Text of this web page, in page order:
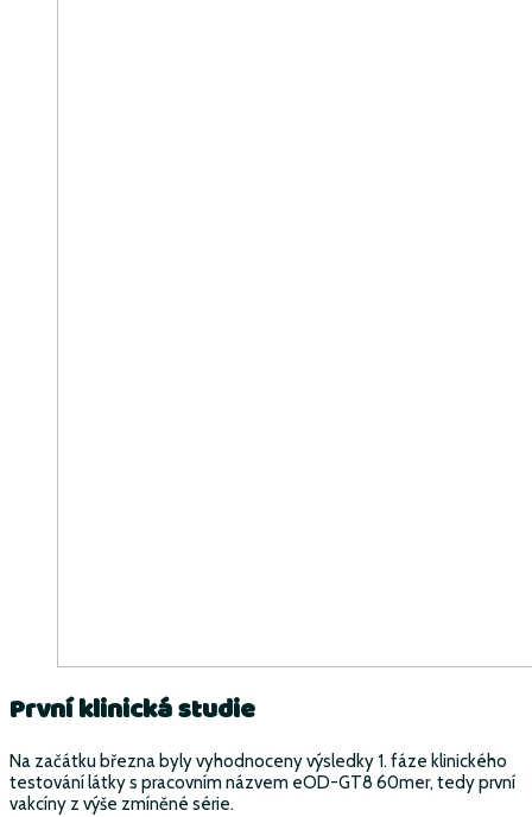
První klinická studie
Na začátku března byly vyhodnoceny výsledky 1. fáze klinického
testování látky s pracovním názvem eOD-GT8 60mer, tedy první
vakcíny z výše zmíněné série.